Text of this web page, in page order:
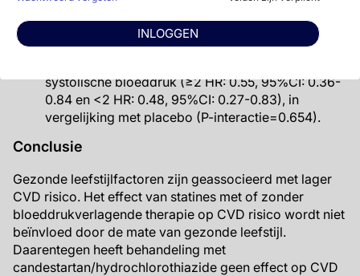
INLOGGEN
vergelijking met placebo (P-interactie=0.787).
Combinatietherapie gaf een significante verlaging
systolische bloeddruk (≥2 HR: 0.55, 95%CI: 0.36-
0.84 en <2 HR: 0.48, 95%CI: 0.27-0.83), in
vergelijking met placebo (P-interactie=0.654).
Conclusie
Gezonde leefstijlfactoren zijn geassocieerd met lager
CVD risico. Het effect van statines met of zonder
bloeddrukverlagende therapie op CVD risico wordt niet
beïnvloed door de mate van gezonde leefstijl.
Daarentegen heeft behandeling met
candestartan/hydrochlorothiazide geen effect op CVD